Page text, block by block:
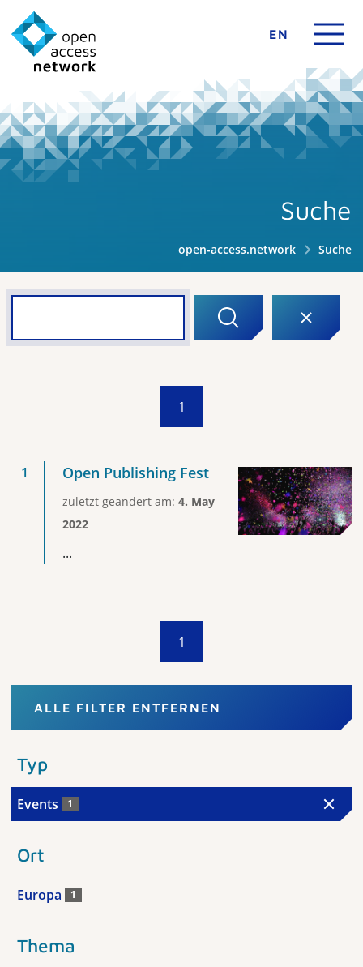
EN
Suche
open-access.network Suche
1
Open Publishing Fest
zuletzt geändert am: 4. May
2022
...
1
ALLE FILTER ENTFERNEN
Typ
Events 1
Ort
Europa 1
Thema